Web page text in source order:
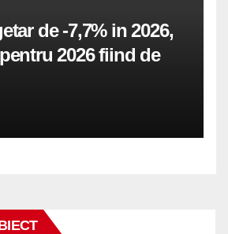
de -7,7% in 2026,
2026 fiind de